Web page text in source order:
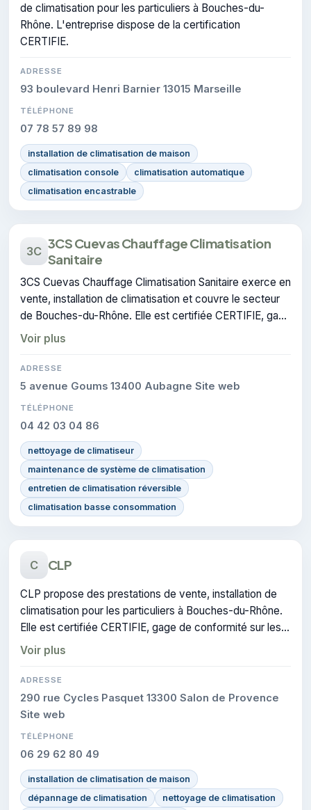
de climatisation pour les particuliers à Bouches-du-
Rhône. L'entreprise dispose de la certification
CERTIFIE.
ADRESSE
93 boulevard Henri Barnier 13015 Marseille
TÉLÉPHONE
07 78 57 89 98
installation de climatisation de maison
climatisation console
climatisation automatique
climatisation encastrable
3C 3CS Cuevas Chauffage Climatisation
Sanitaire
3CS Cuevas Chauffage Climatisation Sanitaire exerce en
vente, installation de climatisation et couvre le secteur
de Bouches-du-Rhône. Elle est certifiée CERTIFIE, gage
de conformité sur les interventions réalisées.
Voir plus
ADRESSE
5 avenue Goums 13400 Aubagne Site web
TÉLÉPHONE
04 42 03 04 86
nettoyage de climatiseur
maintenance de système de climatisation
entretien de climatisation réversible
climatisation basse consommation
C CLP
CLP propose des prestations de vente, installation de
climatisation pour les particuliers à Bouches-du-Rhône.
Elle est certifiée CERTIFIE, gage de conformité sur les
interventions réalisées.
Voir plus
ADRESSE
290 rue Cycles Pasquet 13300 Salon de Provence
Site web
TÉLÉPHONE
06 29 62 80 49
installation de climatisation de maison
dépannage de climatisation
nettoyage de climatisation